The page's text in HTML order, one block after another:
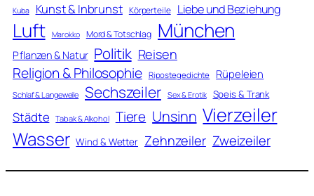
Kuba Kunst & Inbrunst Körperteile Liebe und Beziehung
Luft Marokko Mord & Totschlag München
Pflanzen & Natur Politik Reisen
Religion & Philosophie Ripostegedichte Rüpeleien
Schlaf & Langeweile Sechszeiler Sex & Erotik Speis & Trank
Städte Tabak & Alkohol Tiere Unsinn Vierzeiler
Wasser Wind & Wetter Zehnzeiler Zweizeiler